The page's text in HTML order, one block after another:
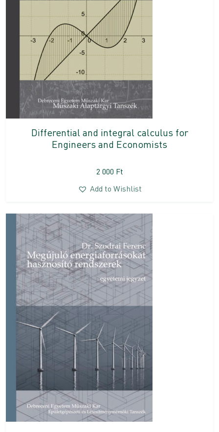
Differential and integral calculus for
Engineers and Economists
2 000 Ft
Add to Wishlist